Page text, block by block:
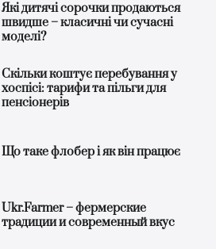
Які дитячі сорочки продаються
швидше – класичні чи сучасні
моделі?
Скільки коштує перебування у
хоспісі: тарифи та пільги для
пенсіонерів
Що таке флобер і як він працює
Ukr.Farmer – фермерские
традиции и современный вкус